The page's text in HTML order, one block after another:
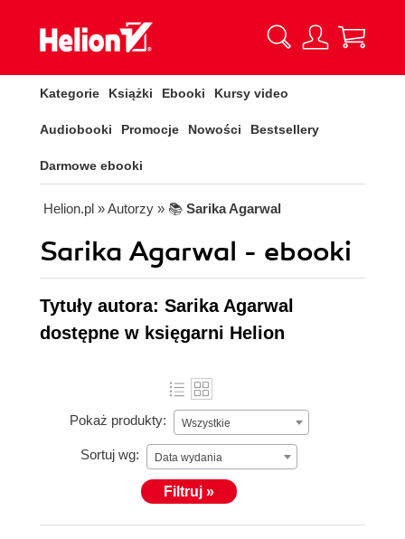
Kategorie Książki Ebooki Kursy video
Audiobooki Promocje Nowości Bestsellery
Darmowe ebooki
Helion.pl » Autorzy » 📚 Sarika Agarwal
Sarika Agarwal - ebooki
Tytuły autora: Sarika Agarwal
dostępne w księgarni Helion
Pokaż produkty: Wszystkie
Sortuj wg: Data wydania
Filtruj »